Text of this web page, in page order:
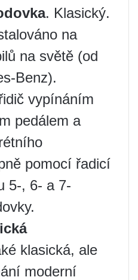
. Klasický.
na
na světě (od
Benz).
vypínáním
pedálem a
pomocí řadicí
5-, 6- a 7-
klasická, ale
moderní